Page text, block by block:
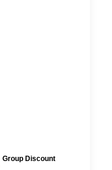
Group Discount